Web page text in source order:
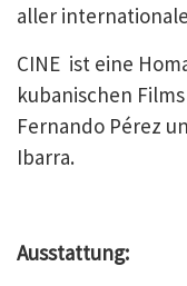
aller
CINE ist eine
kubanischen
Fernando Pérez
Ibarra.
Ausstattung: